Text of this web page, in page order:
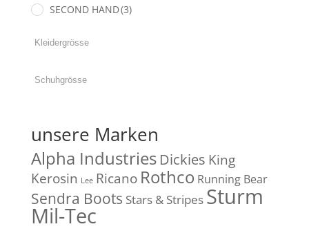
SECOND HAND(3)
unsere Marken
Alpha Industries Dickies King
Kerosin Lee Ricano Rothco Running Bear
Sendra Boots Stars & Stripes Sturm
Mil-Tec